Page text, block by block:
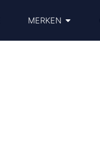
MERKEN